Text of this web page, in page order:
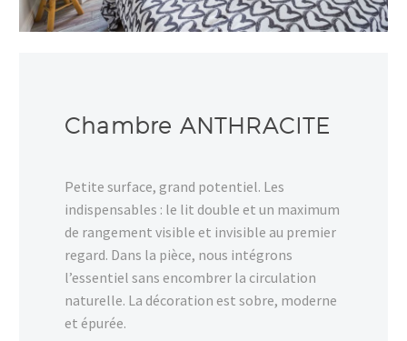
Chambre ANTHRACITE
Petite surface, grand potentiel. Les
indispensables : le lit double et un maximum
de rangement visible et invisible au premier
regard. Dans la pièce, nous intégrons
l’essentiel sans encombrer la circulation
naturelle. La décoration est sobre, moderne
et épurée.